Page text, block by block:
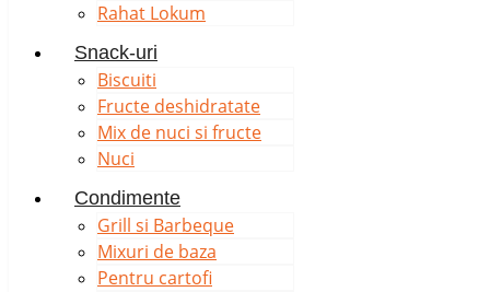
Rahat Lokum
Snack-uri
Biscuiti
Fructe deshidratate
Mix de nuci si fructe
Nuci
Condimente
Grill si Barbeque
Mixuri de baza
Pentru cartofi